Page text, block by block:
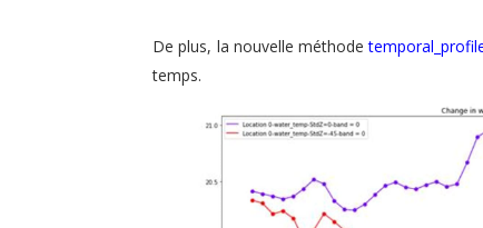
De plus, la nouvelle méthode
temps.